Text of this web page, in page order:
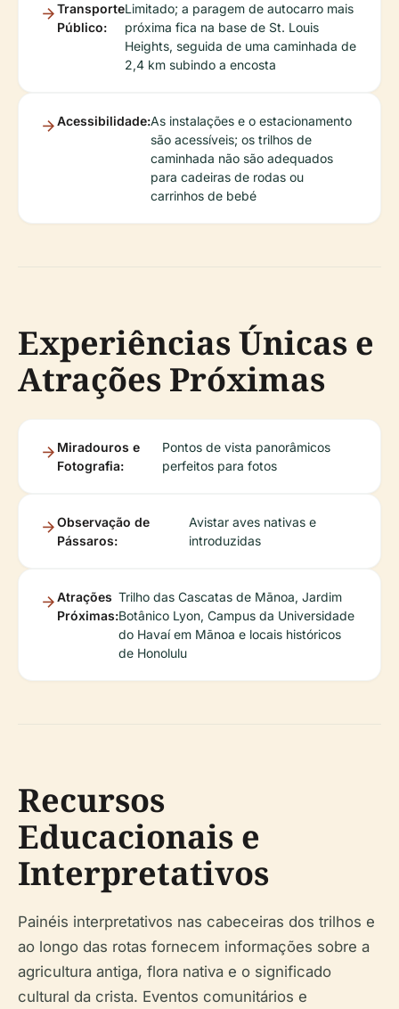
Transporte
Público:
Limitado; a paragem de autocarro mais
próxima fica na base de St. Louis
Heights, seguida de uma caminhada de
2,4 km subindo a encosta
Acessibilidade:As instalações e o estacionamento
são acessíveis; os trilhos de
caminhada não são adequados
para cadeiras de rodas ou
carrinhos de bebé
Experiências Únicas e
Atrações Próximas
Miradouros e
Fotografia:
Pontos de vista panorâmicos
perfeitos para fotos
Observação de
Pássaros:
Avistar aves nativas e
introduzidas
Atrações
Próximas:
Trilho das Cascatas de Mānoa, Jardim
Botânico Lyon, Campus da Universidade
do Havaí em Mānoa e locais históricos
de Honolulu
Recursos
Educacionais e
Interpretativos
Painéis interpretativos nas cabeceiras dos trilhos e
ao longo das rotas fornecem informações sobre a
agricultura antiga, flora nativa e o significado
cultural da crista. Eventos comunitários e